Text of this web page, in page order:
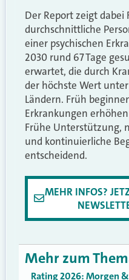
Der Report zeigt dabei
durchschnittliche
einer psychischen
2030 rund 67 Tage
erwartet, die durch
der höchste Wert
Ländern. Früh
Erkrankungen
Frühe Unterstützung,
und kontinuierliche
entscheidend.
MEHR INFOS?
Mehr zum
Rating 2026: Morgen